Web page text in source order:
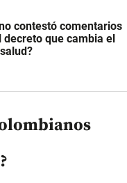
contestó comentarios
decreto que cambia el